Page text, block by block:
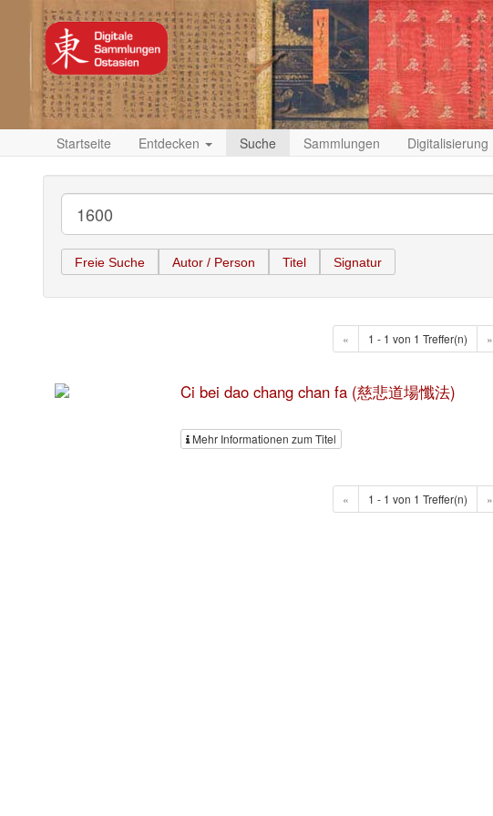
Startseite Entdecken Suche Sammlungen Digitalisierung
Freie Suche Autor / Person Titel Signatur
« 1 - 1 von 1 Treffer(n) »
Ci bei dao chang chan fa (慈悲道場懺法)
Mehr Informationen zum Titel
« 1 - 1 von 1 Treffer(n) »